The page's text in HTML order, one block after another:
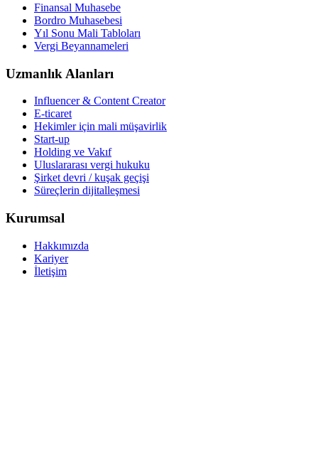
Finansal Muhasebe
Bordro Muhasebesi
Yıl Sonu Mali Tabloları
Vergi Beyannameleri
Uzmanlık Alanları
Influencer & Content Creator
E-ticaret
Hekimler için mali müşavirlik
Start-up
Holding ve Vakıf
Uluslararası vergi hukuku
Şirket devri / kuşak geçişi
Süreçlerin dijitalleşmesi
Kurumsal
Hakkımızda
Kariyer
İletişim